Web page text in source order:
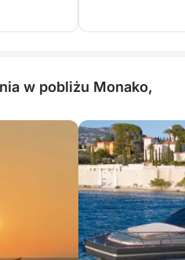
w pobliżu Monako,